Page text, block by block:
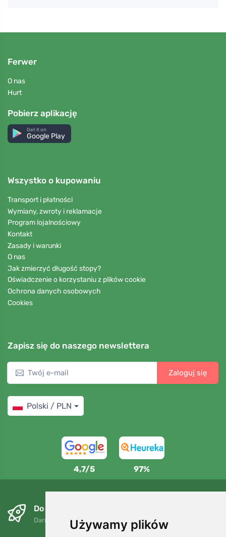
Używamy plików
Ferwer
O nas
Hurt
Pobierz aplikację
Get it on
Google Play
Wszystko o kupowaniu
Transport i płatności
Wymiany, zwroty i reklamacje
Program lojalnościowy
Kontakt
Zasady i warunki
O nas
Jak zmierzyć długość stopy?
Oświadczenie o korzystaniu z plików cookie
Ochrona danych osobowych
Cookies
Zapisz się do naszego newslettera
Zaloguj się
Polski / PLN
4,7/5 97%
Do następnego dnia i bezpłatnie
Darmowa wysyłka dla zamówień powyżej 250 PLN